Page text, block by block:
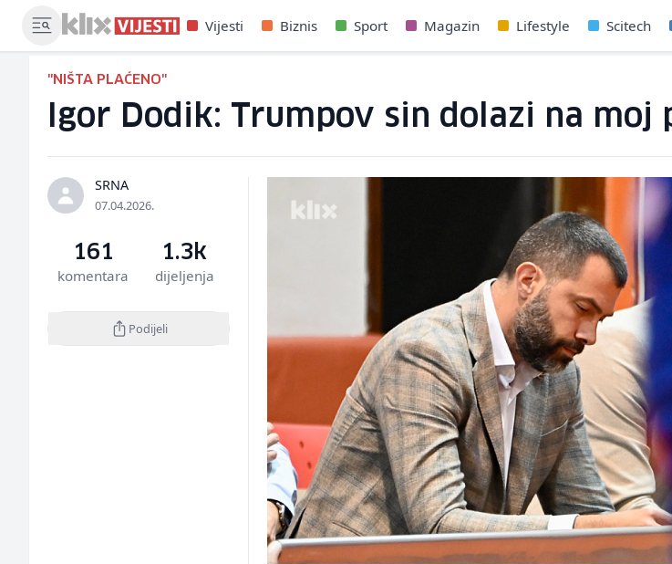
Vijesti Biznis Sport Magazin Lifestyle Scitech
"NIŠTA PLAĆENO"
Igor Dodik: Trumpov sin dolazi na
SRNA
07.04.2026.
161
komentara
1.3k
dijeljenja
Podijeli